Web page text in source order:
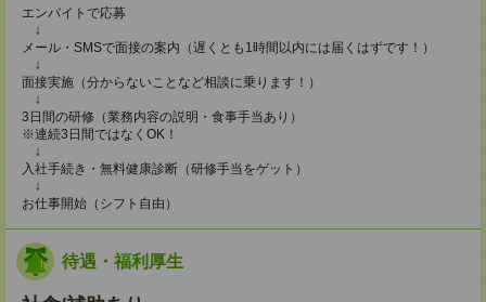
エンバイトで応募
↓
メール・SMSで面接の案内（遅くとも1時間以内には届くはずです！）
↓
面接実施（分からないことなど相談に乗ります！）
↓
3日間の研修（業務内容の説明・食事手当あり）
※連続3日間ではなくOK！
↓
入社手続き・無料健康診断（研修手当をゲット）
↓
お仕事開始（シフト自由）
待遇・福利厚生